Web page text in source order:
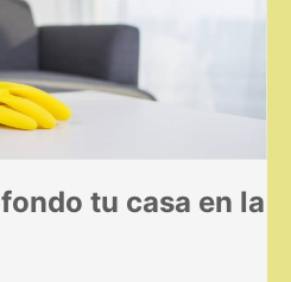
tu casa en la